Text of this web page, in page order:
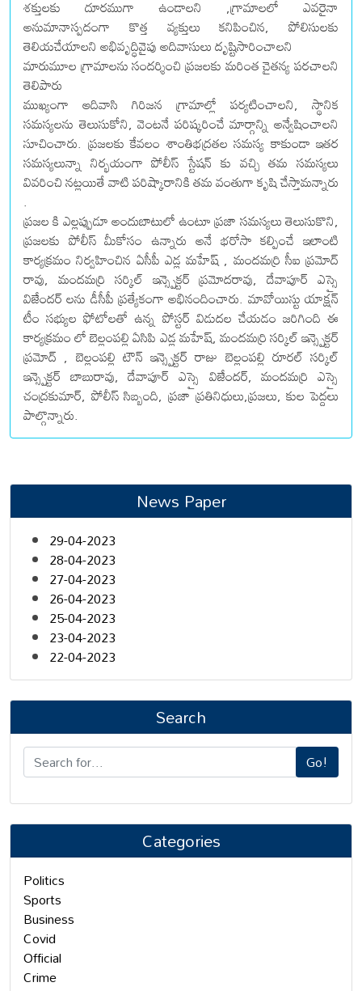
శక్తులకు దూరముగా ఉండాలని ,గ్రామాలలో ఎవరైనా
అనుమానాస్పదంగా కొత్త వ్యక్తులు కనిపించిన, పోలిసులకు
తెలియచేయాలని అభివృద్ధివైపు అదివాసులు దృష్టిసారించాలని
మారుమూల గ్రామాలను సందర్శించి ప్రజలకు మరింత చైతన్య పరచాలని
తెలిపారు
ముఖ్యంగా ఆదివాసి గిరిజన గ్రామాల్లో పర్యటించాలని, స్థానిక
సమస్యలను తెలుసుకోని, వెంటనే పరిష్కరించే మార్గాన్ని అన్వేషించాలని
సూచించారు. ప్రజలకు కేవలం శాంతిభద్రతల సమస్య కాకుండా ఇతర
సమస్యలున్నా నిర్భయంగా పోలీస్ స్టేషన్ కు వచ్చి తమ సమస్యలు
వివరించి నట్లయితే వాటి పరిష్కారానికి తమ వంతుగా కృషి చేస్తామన్నారు
.
ప్రజల కి ఎల్లప్పుడూ అందుబాటులో ఉంటూ ప్రజా సమస్యలు తెలుసుకొని,
ప్రజలకు పోలీస్ మీకోసం ఉన్నారు అనే భరోసా కల్పించే ఇలాంటి
కార్యక్రమం నిర్వహించిన ఏసీపీ ఎడ్ల మహేష్ , మందమర్రి సీఐ ప్రమోద్
రావు, మందమర్రి సర్కిల్ ఇన్స్పెక్టర్ ప్రమోదరావు, దేవాపూర్ ఎస్సై
విజేందర్ లను డీసీపీ ప్రత్యేకంగా అభినందించారు. మావోయిస్టు యాక్షన్
టీం సభ్యుల ఫోటోలతో ఉన్న పోస్టర్ విడుదల చేయడం జరిగింది ఈ
కార్యక్రమం లో బెల్లంపల్లి ఏసిపి ఎడ్ల మహేష్, మందమర్రి సర్కిల్ ఇన్స్పెక్టర్
ప్రమోద్ , బెల్లంపల్లి టౌన్ ఇన్స్పెక్టర్ రాజు బెల్లంపల్లి రూరల్ సర్కిల్
ఇన్స్పెక్టర్ బాబురావు, దేవాపూర్ ఎస్సై విజేందర్, మందమర్రి ఎస్సై
చంద్రకుమార్, పోలీస్ సిబ్బంది, ప్రజా ప్రతినిధులు,ప్రజలు, కుల పెద్దలు
పాల్గొన్నారు.
News Paper
29-04-2023
28-04-2023
27-04-2023
26-04-2023
25-04-2023
23-04-2023
22-04-2023
Search
Go!
Categories
Politics
Sports
Business
Covid
Official
Crime